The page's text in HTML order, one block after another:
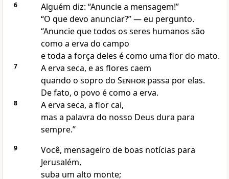
6
Alguém diz: “Anuncie a mensagem!”
“O que devo anunciar?” — eu pergunto.
“Anuncie que todos os seres humanos são
como a erva do campo
e toda a força deles é como uma flor do mato.
7
A erva seca, e as flores caem
quando o sopro do Senhorpassa por elas.
De fato, o povo é como a erva.
8
A erva seca, a flor cai,
mas a palavra do nosso Deus dura para
sempre.”
9
Você, mensageiro de boas notícias para
Jerusalém,
suba um alto monte;